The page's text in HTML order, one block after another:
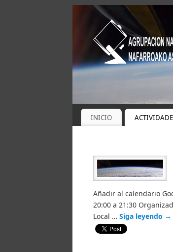
INICIO
Añadir al calendario
20:00 a 21:30
Local … Siga leyendo →